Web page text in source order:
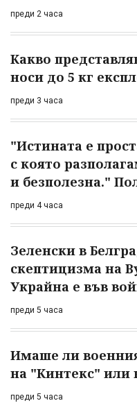
преди 2 часа
Какво
носи до 5 кг
преди 3 часа
"Истината е
с която
и безполезна."
преди 4 часа
Зеленски в
скептицизма на
Украйна е във
преди 5 часа
Имаше ли
на "Кинтекс" или
преди 5 часа